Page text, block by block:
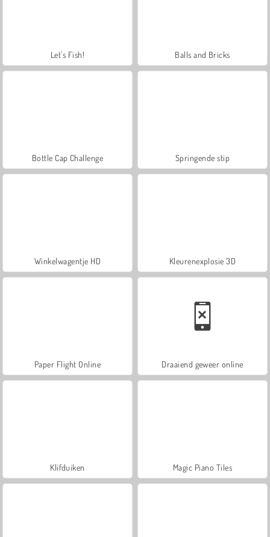
Let's Fish! Balls and Bricks
Bottle Cap Challenge Springende stip
Winkelwagentje HD Kleurenexplosie 3D
Paper Flight Online Draaiend geweer online
Klifduiken Magic Piano Tiles